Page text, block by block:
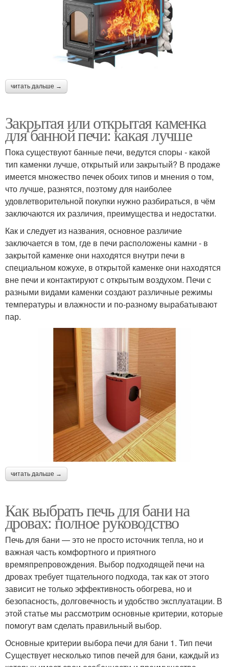
читать дальше →
Закрытая или открытая каменка
для банной печи: какая лучше
Пока существуют банные печи, ведутся споры - какой
тип каменки лучше, открытый или закрытый? В продаже
имеется множество печек обоих типов и мнения о том,
что лучше, разнятся, поэтому для наиболее
удовлетворительной покупки нужно разбираться, в чём
заключаются их различия, преимущества и недостатки.
Как и следует из названия, основное различие
заключается в том, где в печи расположены камни - в
закрытой каменке они находятся внутри печи в
специальном кожухе, в открытой каменке они находятся
вне печи и контактируют с открытым воздухом. Печи с
разными видами каменки создают различные режимы
температуры и влажности и по-разному вырабатывают
пар.
читать дальше →
Как выбрать печь для бани на
дровах: полное руководство
Печь для бани — это не просто источник тепла, но и
важная часть комфортного и приятного
времяпрепровождения. Выбор подходящей печи на
дровах требует тщательного подхода, так как от этого
зависит не только эффективность обогрева, но и
безопасность, долговечность и удобство эксплуатации. В
этой статье мы рассмотрим основные критерии, которые
помогут вам сделать правильный выбор.
Основные критерии выбора печи для бани 1. Тип печи
Существует несколько типов печей для бани, каждый из